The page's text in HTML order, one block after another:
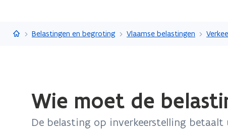
Vlaanderen.be
Belastingen en begroting Vlaamse belastingen
laden.Wie moet de
De belasting op inverkeerstelling betaalt